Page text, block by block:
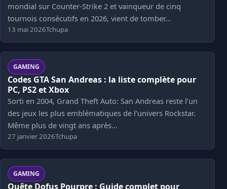
mondial sur Counter-Strike 2 et vainqueur de cinq
tournois consécutifs en 2026, vient de tomber...
13 mai 2026Tchupa
GAMING
Codes GTA San Andreas : la liste complète pour
PC, PS2 et Xbox
Sorti en 2004, Grand Theft Auto: San Andreas reste l’un
des jeux les plus emblématiques de l’univers Rockstar.
Même plus de vingt ans après...
27 janvier 2026Tchupa
GAMING
Quête Dofus Pourpre : Guide complet pour